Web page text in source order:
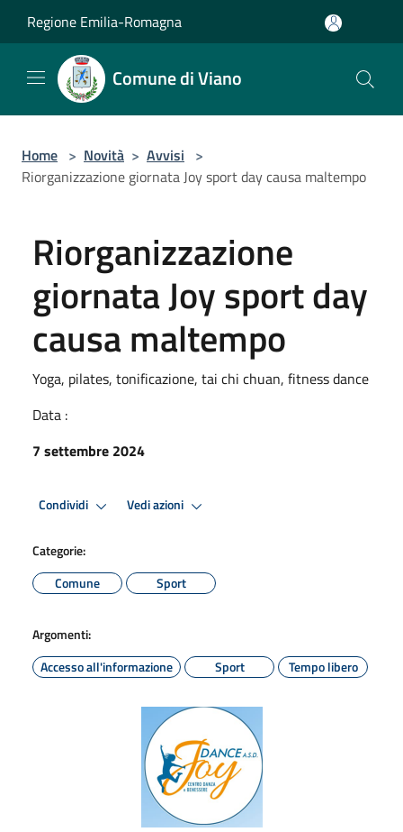
Regione Emilia-Romagna
Comune di Viano
Home > Novità > Avvisi >
Riorganizzazione giornata Joy sport day causa maltempo
Riorganizzazione
giornata Joy sport day
causa maltempo
Yoga, pilates, tonificazione, tai chi chuan, fitness dance
Data :
7 settembre 2024
Condividi Vedi azioni
Categorie:
Comune
Sport
Argomenti:
Accesso all'informazione
Sport Tempo libero